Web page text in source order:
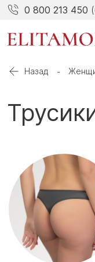
0 800 213 450
Назад